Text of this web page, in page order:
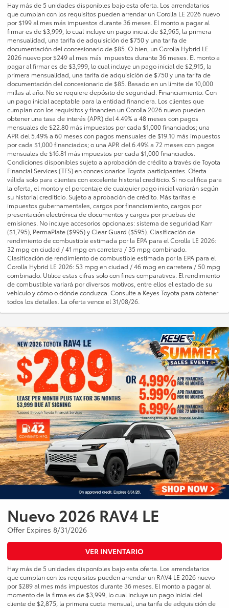
Hay más de 5 unidades disponibles bajo esta oferta. Los arrendatarios
que cumplan con los requisitos pueden arrendar un Corolla LE 2026 nuevo
por $199 al mes más impuestos durante 36 meses. El monto a pagar al
firmar es de $3,999, lo cual incluye un pago inicial de $2,965, la primera
mensualidad, una tarifa de adquisición de $750 y una tarifa de
documentación del concesionario de $85. O bien, un Corolla Hybrid LE
2026 nuevo por $249 al mes más impuestos durante 36 meses. El monto a
pagar al firmar es de $3,999, lo cual incluye un pago inicial de $2,915, la
primera mensualidad, una tarifa de adquisición de $750 y una tarifa de
documentación del concesionario de $85. Basado en un límite de 10,000
millas al año. No se requiere depósito de seguridad. Financiamiento: Con
un pago inicial aceptable para la entidad financiera. Los clientes que
cumplan con los requisitos y financien un Corolla 2026 nuevo pueden
obtener una tasa de interés (APR) del 4.49% a 48 meses con pagos
mensuales de $22.80 más impuestos por cada $1,000 financiados; una
APR del 5.49% a 60 meses con pagos mensuales de $19.10 más impuestos
por cada $1,000 financiados; o una APR del 6.49% a 72 meses con pagos
mensuales de $16.81 más impuestos por cada $1,000 financiados.
Condiciones disponibles sujeto a aprobación de crédito a través de Toyota
Financial Services (TFS) en concesionarios Toyota participantes. Oferta
válida solo para clientes con excelente historial crediticio. Si no califica para
la oferta, el monto y el porcentaje de cualquier pago inicial variarán según
su historial crediticio. Sujeto a aprobación de crédito. Más tarifas e
impuestos gubernamentales, cargos por financiamiento, cargos por
presentación electrónica de documentos y cargos por pruebas de
emisiones. No incluye accesorios opcionales: sistema de seguridad Karr
($1,795), PermaPlate ($995) y Clear Guard ($595). Clasificación de
rendimiento de combustible estimada por la EPA para el Corolla LE 2026:
32 mpg en ciudad / 41 mpg en carretera / 35 mpg combinado.
Clasificación de rendimiento de combustible estimada por la EPA para el
Corolla Hybrid LE 2026: 53 mpg en ciudad / 46 mpg en carretera / 50 mpg
combinado. Utilice estas cifras solo con fines comparativos. El rendimiento
de combustible variará por diversos motivos, entre ellos el estado de su
vehículo y cómo o dónde conduzca. Consulte a Keyes Toyota para obtener
todos los detalles. La oferta vence el 31/08/26.
Nuevo 2026 RAV4 LE
Offer Expires 8/31/2026
VER INVENTARIO
Hay más de 5 unidades disponibles bajo esta oferta. Los arrendatarios
que cumplan con los requisitos pueden arrendar un RAV4 LE 2026 nuevo
por $289 al mes más impuestos durante 36 meses. El monto a pagar al
momento de la firma es de $3,999, lo cual incluye un pago inicial del
cliente de $2,875, la primera cuota mensual, una tarifa de adquisición de